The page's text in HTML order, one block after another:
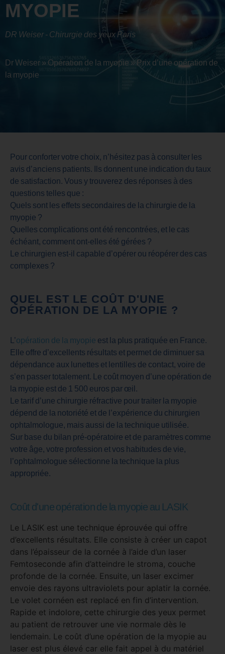
MYOPIE
DR Weiser - Chirurgie des yeux Paris
Dr Weiser » Opération de la myopie »Prix d’une opération de
la myopie
Pour conforter votre choix, n’hésitez pas à consulter les
avis d’anciens patients. Ils donnent une indication du taux
de satisfaction. Vous y trouverez des réponses à des
questions telles que :
Quels sont les effets secondaires de la chirurgie de la
myopie ?
Quelles complications ont été rencontrées, et le cas
échéant, comment ont-elles été gérées ?
Le chirurgien est-il capable d’opérer ou réopérer des cas
complexes ?
QUEL EST LE COÛT D'UNE
OPÉRATION DE LA MYOPIE ?
L’opération de la myopie est la plus pratiquée en France.
Elle offre d’excellents résultats et permet de diminuer sa
dépendance aux lunettes et lentilles de contact, voire de
s’en passer totalement. Le coût moyen d’une opération de
la myopie est de 1 500 euros par œil.
Le tarif d’une chirurgie réfractive pour traiter la myopie
dépend de la notoriété et de l’expérience du chirurgien
ophtalmologue, mais aussi de la technique utilisée.
Sur base du bilan pré-opératoire et de paramètres comme
votre âge, votre profession et vos habitudes de vie,
l’ophtalmologue sélectionne la technique la plus
appropriée.
Coût d'une opération de la myopie au LASIK
Le LASIK est une technique éprouvée qui offre
d’excellents résultats. Elle consiste à créer un capot
dans l’épaisseur de la cornée à l’aide d’un laser
Femtoseconde afin d’atteindre le stroma, couche
profonde de la cornée. Ensuite, un laser excimer
envoie des rayons ultraviolets pour aplatir la cornée.
Le volet cornéen est replacé en fin d’intervention.
Rapide et indolore, cette chirurgie des yeux permet
au patient de retrouver une vie normale dès le
lendemain. Le coût d’une opération de la myopie au
laser est plus élevé car elle fait appel à du matériel